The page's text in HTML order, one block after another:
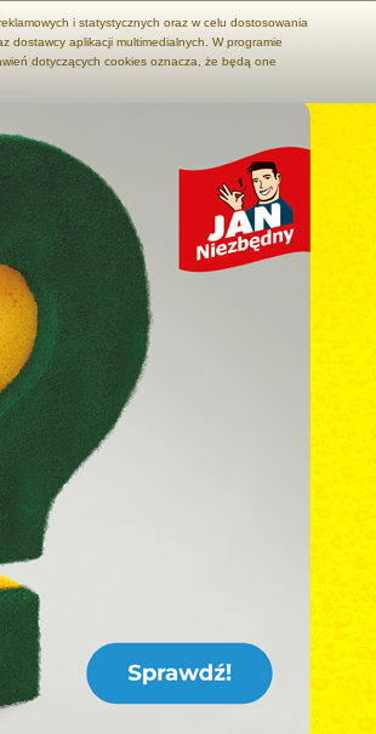
i statystycznych oraz w celu dostosowania
dostawcy aplikacji multimedialnych. W programie
dotyczących cookies oznacza, że będą one